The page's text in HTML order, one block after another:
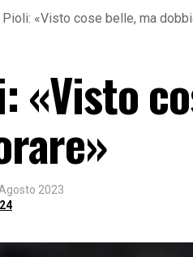
Pioli: «Visto cose belle, ma
«Visto
2023